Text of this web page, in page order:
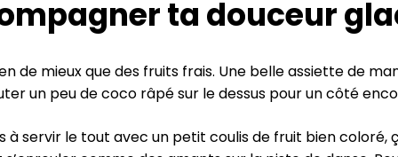
ta douceur
de mieux que des fruits frais. Une belle assiette de
un peu de coco râpé sur le dessus pour un côté
à servir le tout avec un petit coulis de fruit bien coloré,